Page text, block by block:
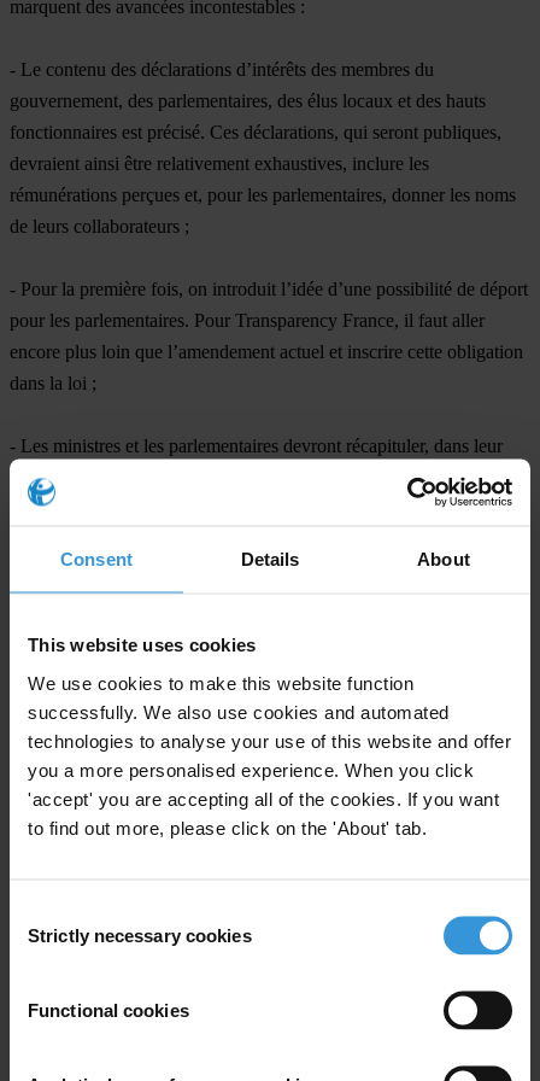
Consent Details About
This website uses cookies
We use cookies to make this website function
successfully. We also use cookies and automated
technologies to analyse your use of this website and offer
you a more personalised experience. When you click
'accept' you are accepting all of the cookies. If you want
to find out more, please click on the 'About' tab.
Selection
Strictly necessary cookies
Functional cookies
marquent des avancées incontestables :
- Le contenu des déclarations d’intérêts des membres du
gouvernement, des parlementaires, des élus locaux et des hauts
fonctionnaires est précisé. Ces déclarations, qui seront publiques,
devraient ainsi être relativement exhaustives, inclure les
rémunérations perçues et, pour les parlementaires, donner les noms
de leurs collaborateurs ;
- Pour la première fois, on introduit l’idée d’une possibilité de déport
pour les parlementaires. Pour Transparency France, il faut aller
encore plus loin que l’amendement actuel et inscrire cette obligation
dans la loi ;
- Les ministres et les parlementaires devront récapituler, dans leur
déclaration de fin de mandat, l’ensemble des revenus perçus pendant
la durée de leur mandat ;
- La question de l’encadrement du lobbying en dehors du Parlement
directrices encadrant les relations entre les représentants d’intérêts et
- Les règles sur le financement des partis politiques, notamment via
les micro-partis, ont été renforcées ;
- Les associations anti-corruption habilitées à saisir la Haute autorité
Lors de son audition par la Commission des lois, Transparency
moyens dont disposera la Haute autorité pour remplir pleinement ses
l’administration fiscale à la Haute autorité aient été renforcées et